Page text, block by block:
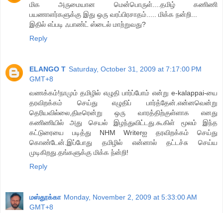
மிக அருமையான மென்பொருள்....தமிழ் கணிணி
பயணாளர்களுக்கு இது ஒரு வரப்பிரசாதம்..... மிக்க நன்றி...
இதில் எப்படி ஃபாண்ட் ஸ்டைல் மாற்றுவது?
Reply
ELANGO T Saturday, October 31, 2009 at 7:17:00 PM
GMT+8
வணக்கம்!நாமும் தமிழில் எழுதி பார்ப்போம் என்று e-kalappai-யை
தரவிறக்கம் செய்து எழுதிப் பார்த்தேன்.என்னவென்று
தெரியவில்லை,திடீரென்று ஒரு வாரத்திற்குள்ளாக எனது
கணிணியில் அது செயல் இழந்துவிட்டது.கூகிள் மூலம் இந்த
கட்டுரையை படித்து NHM Writerஐ தரவிறக்கம் செய்து
கொண்டேன்.இப்போது தமிழில் என்னால் தட்டச்சு செய்ய
முடிகிறது.தங்களுக்கு மிக்க ந்ன்றி!
Reply
மஸ்தூக்கா Monday, November 2, 2009 at 5:33:00 AM
GMT+8